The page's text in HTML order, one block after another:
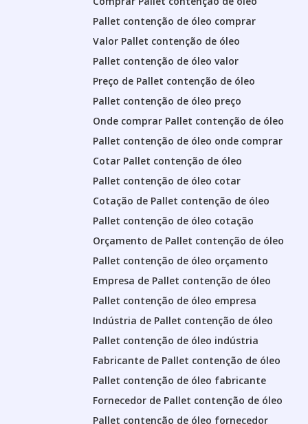
Pallet contenção de óleo comprar
Valor Pallet contenção de óleo
Pallet contenção de óleo valor
Preço de Pallet contenção de óleo
Pallet contenção de óleo preço
Onde comprar Pallet contenção de óleo
Pallet contenção de óleo onde comprar
Cotar Pallet contenção de óleo
Pallet contenção de óleo cotar
Cotação de Pallet contenção de óleo
Pallet contenção de óleo cotação
Orçamento de Pallet contenção de óleo
Pallet contenção de óleo orçamento
Empresa de Pallet contenção de óleo
Pallet contenção de óleo empresa
Indústria de Pallet contenção de óleo
Pallet contenção de óleo indústria
Fabricante de Pallet contenção de óleo
Pallet contenção de óleo fabricante
Fornecedor de Pallet contenção de óleo
Pallet contenção de óleo fornecedor